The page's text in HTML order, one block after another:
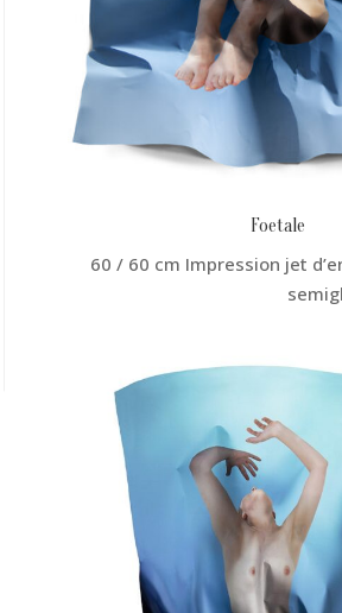
Foetale
60 / 60 cm Impression jet